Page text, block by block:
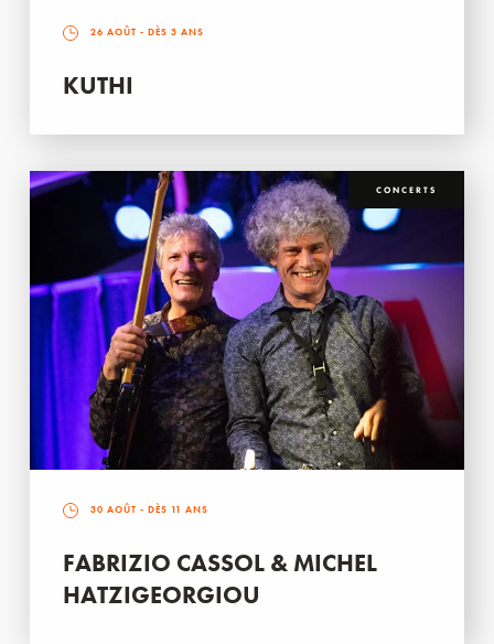
26 AOÛT - DÈS 3 ANS
KUTHI
CONCERTS
30 AOÛT - DÈS 11 ANS
FABRIZIO CASSOL & MICHEL
HATZIGEORGIOU